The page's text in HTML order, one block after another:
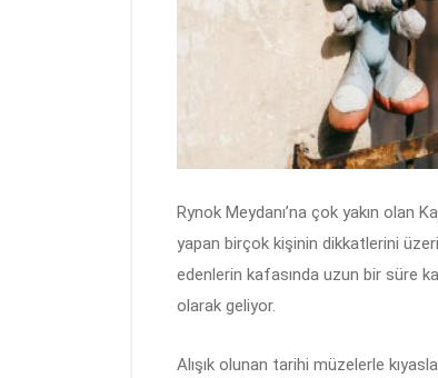
Rynok Meydanı’na çok yakın olan
yapan birçok kişinin dikkatlerini
edenlerin kafasında uzun bir süre
olarak geliyor.
Alışık olunan tarihi müzelerle